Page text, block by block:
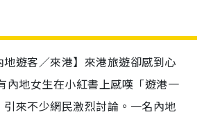
地遊客／來港】來港旅遊卻感到心
內地女生在小紅書上感嘆「遊港一
引來不少網民激烈討論。一名內地